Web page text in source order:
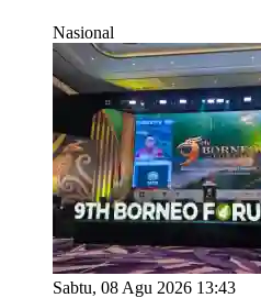
Nasional
Sabtu, 08 Agu 2026 13:43